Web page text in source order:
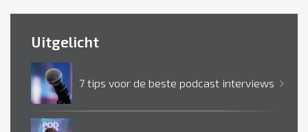
Uitgelicht
7 tips voor de beste podcast interviews